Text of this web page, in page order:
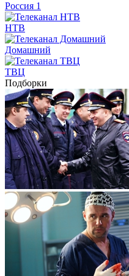
Россия 1
НТВ
Домашний
ТВЦ
Подборки